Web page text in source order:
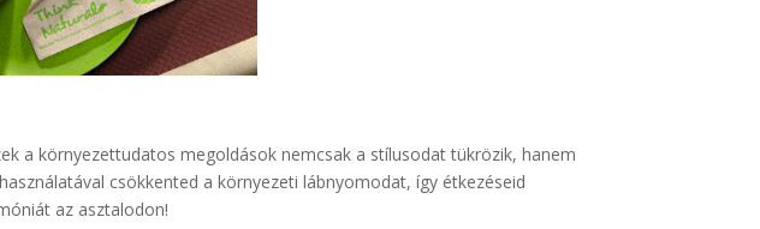
a környezettudatos megoldások nemcsak a stílusodat tükrözik, hanem
csökkented a környezeti lábnyomodat, így étkezéseid
az asztalodon!